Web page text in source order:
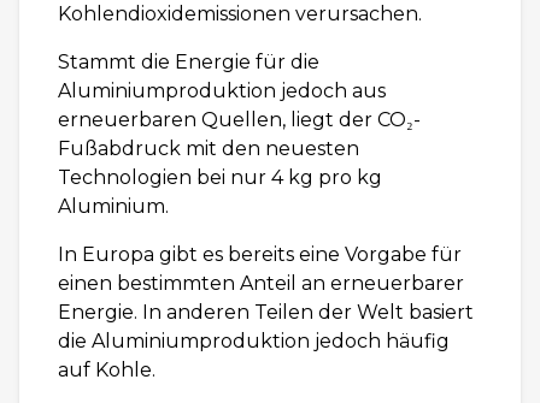
Kohlendioxidemissionen verursachen.
Stammt die Energie für die
Aluminiumproduktion jedoch aus
erneuerbaren Quellen, liegt der CO₂-
Fußabdruck mit den neuesten
Technologien bei nur 4 kg pro kg
Aluminium.
In Europa gibt es bereits eine Vorgabe für
einen bestimmten Anteil an erneuerbarer
Energie. In anderen Teilen der Welt basiert
die Aluminiumproduktion jedoch häufig
auf Kohle.